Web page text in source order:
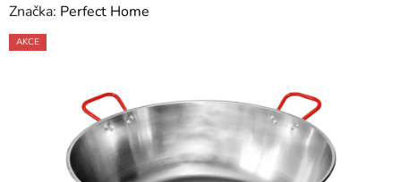
hodnocení
produktu
hvězdiček.
Značka: Perfect Home
AKCE